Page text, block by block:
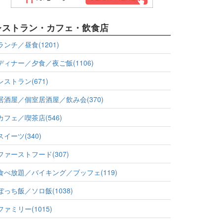
ストラン・カフェ・飲食店
ンチ／昼食(1201)
ィナー／夕食／夜ご飯(1106)
ストラン(671)
酒屋／個室居酒屋／飲み会(370)
フェ／喫茶店(546)
イーツ(340)
ァーストフード(307)
べ放題／バイキング／ブッフェ(119)
っち飯／ソロ飯(1038)
ァミリー(1015)